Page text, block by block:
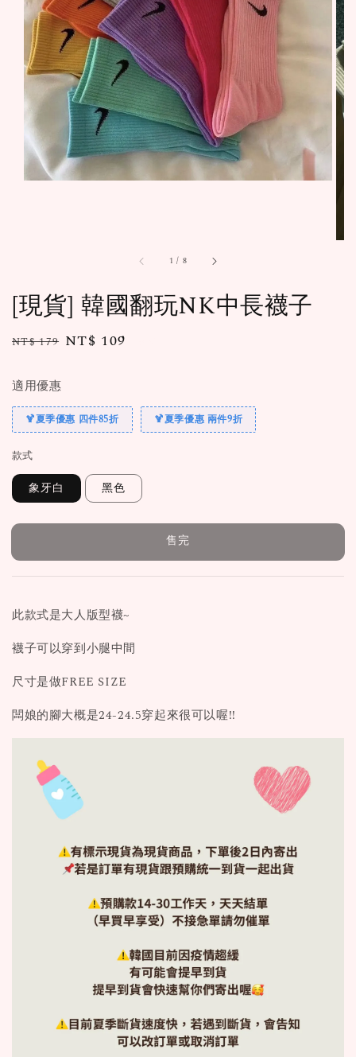
1 / 8
[現貨] 韓國翻玩NK中長襪子
Regular
NT$ 179 Sale
NT$ 109
適用優惠
🍹夏季優惠 四件85折 🍹夏季優惠 兩件9折
款式
象牙白 黑色
售完
此款式是大人版型襪~
襪子可以穿到小腿中間
尺寸是做FREE SIZE
闆娘的腳大概是24-24.5穿起來很可以喔!!